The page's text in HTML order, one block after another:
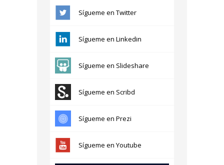
Sígueme en Twitter
Sígueme en Linkedin
Sígueme en Slideshare
Sígueme en Scribd
Sígueme en Prezi
Sígueme en Youtube